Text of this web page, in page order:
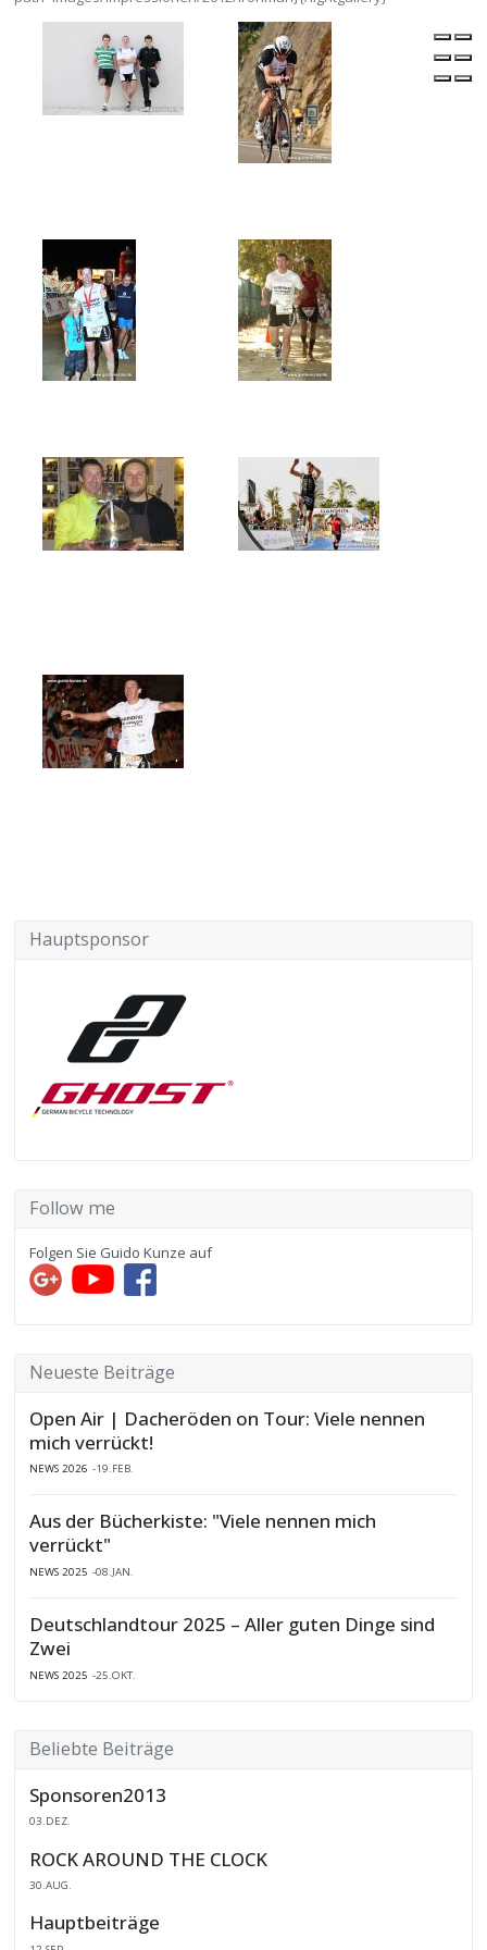
Hauptsponsor
Follow me
Folgen Sie Guido Kunze auf
Neueste Beiträge
Open Air | Dacheröden on Tour: Viele nennen
mich verrückt!
NEWS 2026 19.FEB.
Aus der Bücherkiste: "Viele nennen mich
verrückt"
NEWS 2025 08.JAN.
Deutschlandtour 2025 – Aller guten Dinge sind
Zwei
NEWS 2025 25.OKT.
Beliebte Beiträge
Sponsoren2013
03.DEZ.
ROCK AROUND THE CLOCK
30.AUG.
Hauptbeiträge